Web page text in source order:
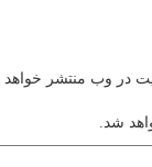
در وب منتشر خواهد
شد.